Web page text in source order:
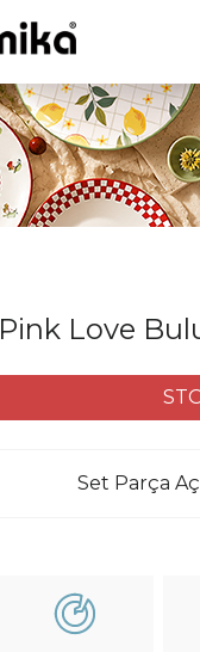
Pink Love
Set Parça